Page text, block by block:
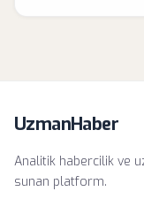
UzmanHaber
Analitik habercilik ve
sunan platform.